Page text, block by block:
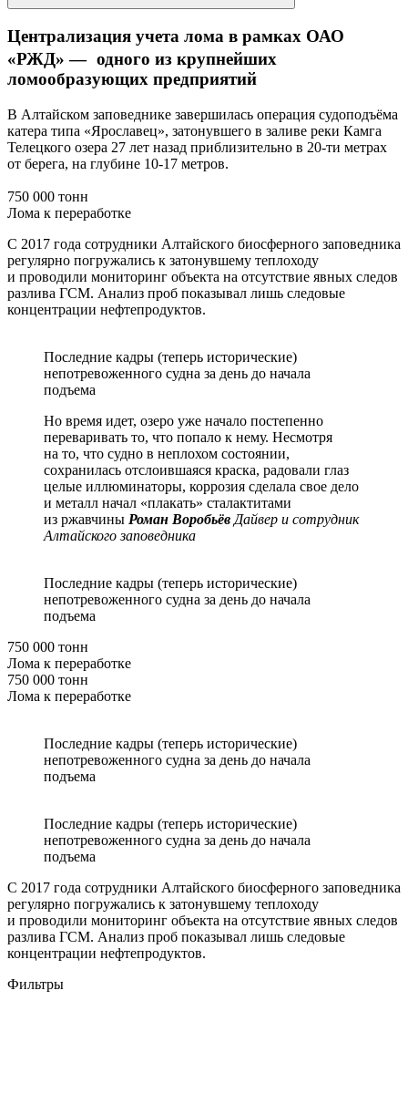
Централизация учета лома в рамках ОАО
«РЖД» — одного из крупнейших
ломообразующих предприятий
В Алтайском заповеднике завершилась операция судоподъёма
катера типа «Ярославец», затонувшего в заливе реки Камга
Телецкого озера 27 лет назад приблизительно в 20-ти метрах
от берега, на глубине 10-17 метров.
750 000 тонн
Лома к переработке
С 2017 года сотрудники Алтайского биосферного заповедника
регулярно погружались к затонувшему теплоходу
и проводили мониторинг объекта на отсутствие явных следов
разлива ГСМ. Анализ проб показывал лишь следовые
концентрации нефтепродуктов.
Последние кадры (теперь исторические)
непотревоженного судна за день до начала
подъема
Но время идет, озеро уже начало постепенно
переваривать то, что попало к нему. Несмотря
на то, что судно в неплохом состоянии,
сохранилась отслоившаяся краска, радовали глаз
целые иллюминаторы, коррозия сделала свое дело
и металл начал «плакать» сталактитами
из ржавчины Роман Воробьёв Дайвер и сотрудник
Алтайского заповедника
Последние кадры (теперь исторические)
непотревоженного судна за день до начала
подъема
750 000 тонн
Лома к переработке
750 000 тонн
Лома к переработке
Последние кадры (теперь исторические)
непотревоженного судна за день до начала
подъема
Последние кадры (теперь исторические)
непотревоженного судна за день до начала
подъема
С 2017 года сотрудники Алтайского биосферного заповедника
регулярно погружались к затонувшему теплоходу
и проводили мониторинг объекта на отсутствие явных следов
разлива ГСМ. Анализ проб показывал лишь следовые
концентрации нефтепродуктов.
Фильтры